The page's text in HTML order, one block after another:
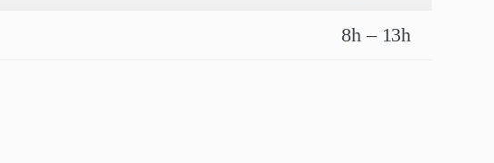
8h – 13h